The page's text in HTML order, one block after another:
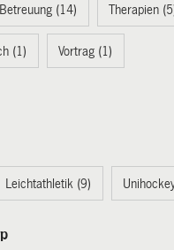
(14) Therapien
(1) Vortrag (1)
Leichtathletik (9)